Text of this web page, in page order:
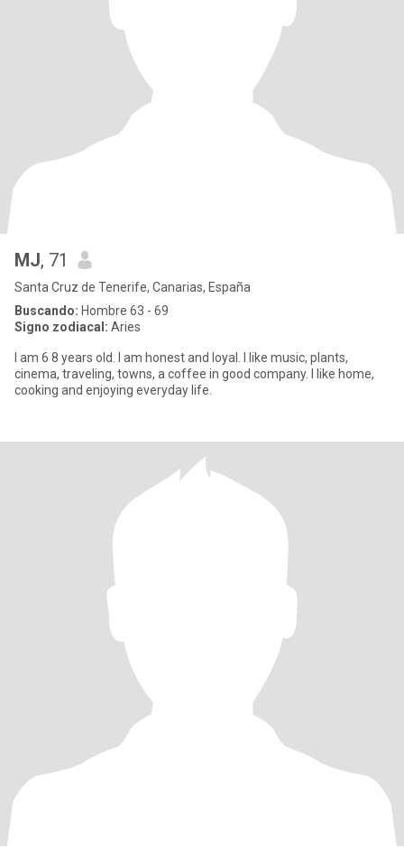
MJ, 71
Santa Cruz de Tenerife, Canarias, España
Buscando: Hombre 63 - 69
Signo zodiacal: Aries
I am 6 8 years old. I am honest and loyal. I like music, plants,
cinema, traveling, towns, a coffee in good company. I like home,
cooking and enjoying everyday life.